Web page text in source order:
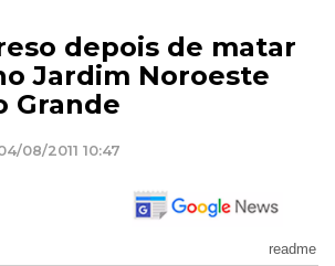
depois de matar
Jardim Noroeste
Grande
08/2011 10:47
readme